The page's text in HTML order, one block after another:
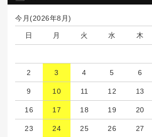
今月(2026年8月)
日 月 火 水 木
2 3 4 5 6
9 10 11 12 13
16 17 18 19 20
23 24 25 26 27